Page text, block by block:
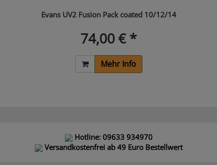
Evans UV2 Fusion Pack coated 10/12/14
74,00 € *
Mehr Info
Hotline: 09633 934970
Versandkostenfrei ab 49 Euro Bestellwert